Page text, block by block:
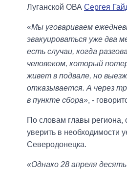
Луганской ОВА Сергея
«Мы уговариваем
эвакуироваться уже два
есть случаи, когда
человеком, который
живет в подвале, но
отказывается. А через
в пункте сбора», -
По словам главы региона,
уверить в необходимости
Северодонецка.
«Однако 28 апреля